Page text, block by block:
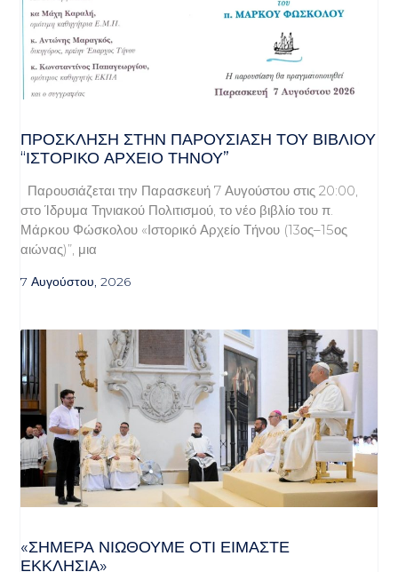
ΠΡΌΣΚΛΗΣΗ ΣΤΗΝ ΠΑΡΟΥΣΊΑΣΗ ΤΟΥ ΒΙΒΛΊΟΥ
“ΙΣΤΟΡΙΚΌ ΑΡΧΕΊΟ ΤΉΝΟΥ”
Παρουσιάζεται την Παρασκευή 7 Αυγούστου στις 20:00,
στο Ίδρυμα Τηνιακού Πολιτισμού, το νέο βιβλίο του π.
Μάρκου Φώσκολου «Ιστορικό Αρχείο Τήνου (13ος–15ος
αιώνας)”, μια
7 Αυγούστου, 2026
«ΣΉΜΕΡΑ ΝΙΏΘΟΥΜΕ ΌΤΙ ΕΊΜΑΣΤΕ
ΕΚΚΛΗΣΊΑ»